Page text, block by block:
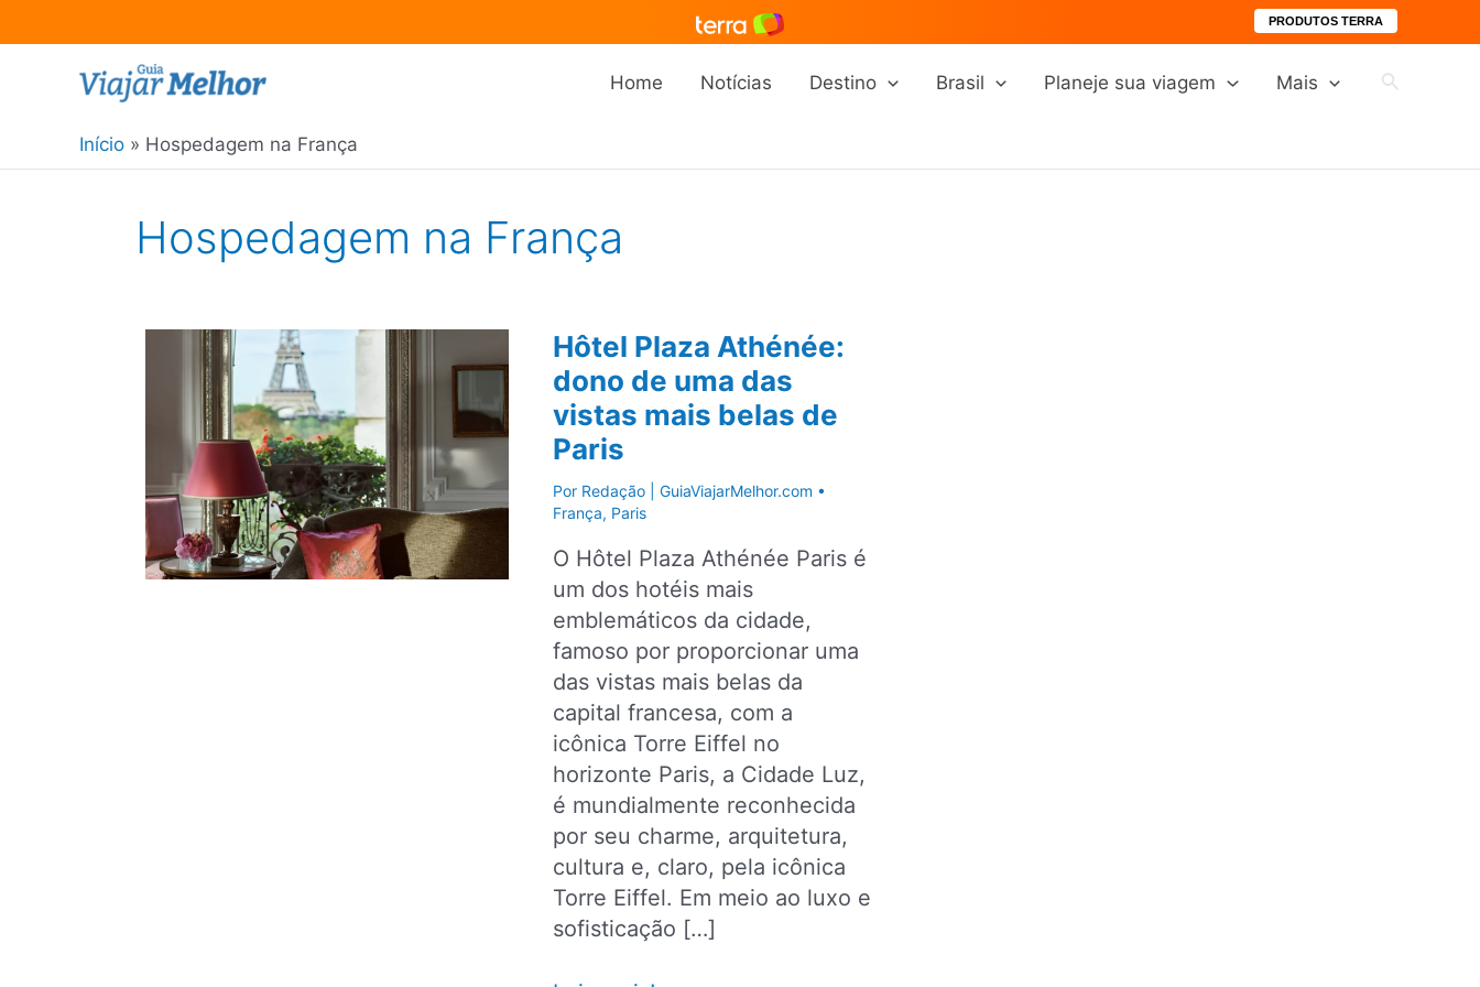
PRODUTOS TERRA
conteúdo
Home Notícias Destino Brasil Planeje sua viagem Mais Pesquisar
Início Hospedagem na França
Hospedagem na França
Hôtel Plaza Athénée:
dono de uma das
vistas mais belas de
Paris
Por Redação | GuiaViajarMelhor.com •
França, Paris
O Hôtel Plaza Athénée Paris é
um dos hotéis mais
emblemáticos da cidade,
famoso por proporcionar uma
das vistas mais belas da
capital francesa, com a
icônica Torre Eiffel no
horizonte Paris, a Cidade Luz,
é mundialmente reconhecida
por seu charme, arquitetura,
cultura e, claro, pela icônica
Torre Eiffel. Em meio ao luxo e
sofisticação […]